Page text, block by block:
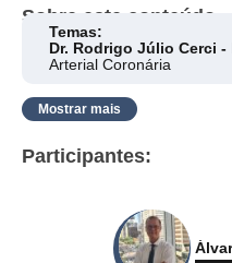
Sobre este conteúdo
Temas:
Dr. Rodrigo Júlio Cerci -
Arterial Coronária
Clínico
Dr. Álvaro Avezum Junior
Mostrar mais
Participantes: